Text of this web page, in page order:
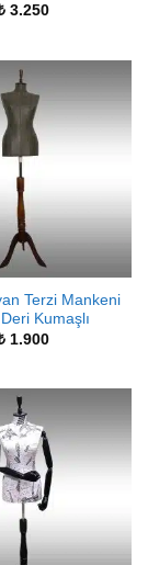
3.250
Terzi Mankeni
Kumaşlı
1.900